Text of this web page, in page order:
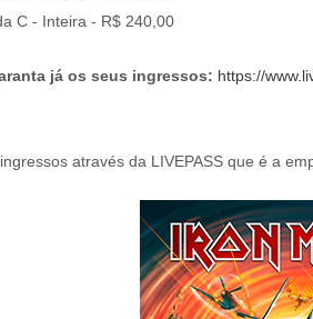
C - Inteira - R$ 240,00
já os seus ingressos: https://
através da LIVEPASS que é a